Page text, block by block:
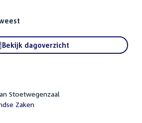
Bekijk dagoverzicht
Stoetwegenzaal
Zaken